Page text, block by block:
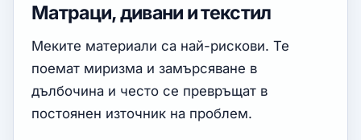
Матраци, дивани и текстил
Меките материали са най-рискови. Те
поемат миризма и замърсяване в
дълбочина и често се превръщат в
постоянен източник на проблем.